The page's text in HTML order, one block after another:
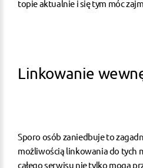
topie aktualnie i się tym móc
Linkowanie
Sporo osób zaniedbuje to
możliwością linkowania do tych
całego serwisu nie tylko mogą